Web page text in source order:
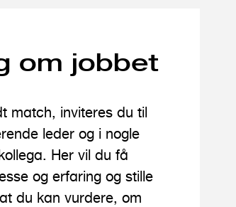
om jobbet
match, inviteres du til
leder og i nogle
Her vil du få
og erfaring og stille
du kan vurdere, om